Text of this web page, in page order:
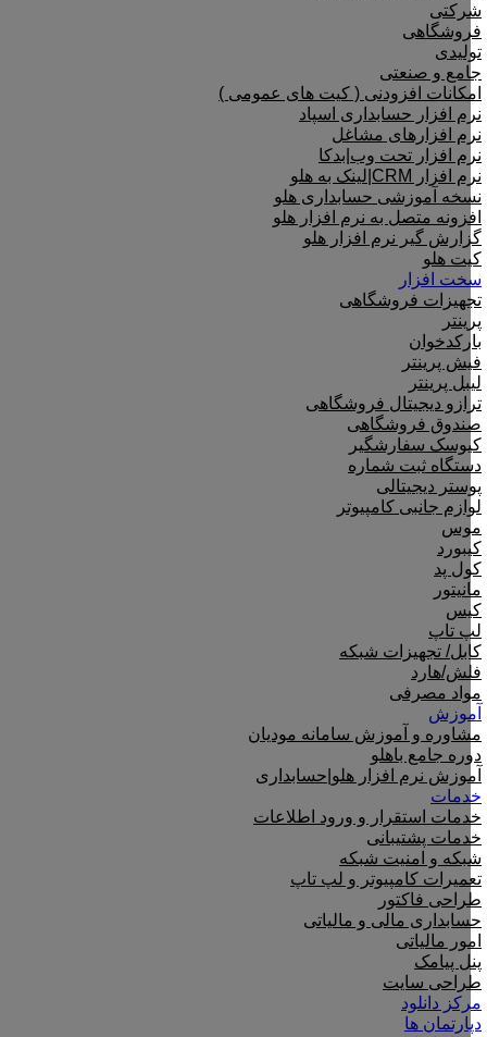
شرکتی
فروشگاهی
تولیدی
جامع و صنعتی
امکانات افزودنی ( کیت های عمومی )
نرم افزار حسابداری اسپاد
نرم افزارهای مشاغل
نرم افزار تحت وب|بدکا
نرم افزار CRM|لینک به هلو
نسخه آموزشی حسابداری هلو
افزونه متصل به نرم افزار هلو
گزارش گیر نرم افزار هلو
کیت هلو
سخت افزار
تجهیزات فروشگاهی
پرینتر
بارکدخوان
فیش پرینتر
لیبل پرینتر
ترازو دیجیتال فروشگاهی
صندوق فروشگاهی
کیوسک سفارشگیر
دستگاه ثبت شماره
پوستر دیجیتالی
لوازم جانبی کامپیوتر
موس
کیبورد
کول پد
مانیتور
کیس
لپ تاپ
کابل/ تجهیزات شبکه
فلش/هارد
مواد مصرفی
آموزش
مشاوره و آموزش سامانه مودیان
دوره جامع باهلو
آموزش نرم افزار هلو|حسابداری
خدمات
خدمات استقرار و ورود اطلاعات
خدمات پشتیبانی
شبکه و امنیت شبکه
تعمیرات کامپیوتر و لپ تاپ
طراحی فاکتور
حسابداری مالی و مالیاتی
امور مالیاتی
پنل پیامک
طراحی سایت
مرکز دانلود
دپارتمان ها